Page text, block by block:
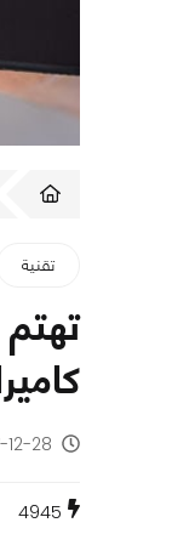
تقنية
2017-12-28 -
4945